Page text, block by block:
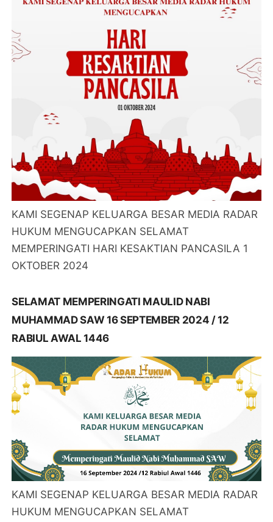
KAMI SEGENAP KELUARGA BESAR MEDIA RADAR
HUKUM MENGUCAPKAN SELAMAT
MEMPERINGATI HARI KESAKTIAN PANCASILA 1
OKTOBER 2024
SELAMAT MEMPERINGATI MAULID NABI
MUHAMMAD SAW 16 SEPTEMBER 2024 / 12
RABIUL AWAL 1446
KAMI SEGENAP KELUARGA BESAR MEDIA RADAR
HUKUM MENGUCAPKAN SELAMAT